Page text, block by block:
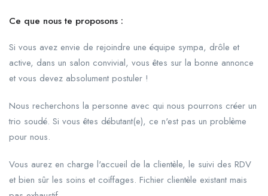
Ce que nous te proposons :
Si vous avez envie de rejoindre une équipe sympa, drôle et
active, dans un salon convivial, vous êtes sur la bonne annonce
et vous devez absolument postuler !
Nous recherchons la personne avec qui nous pourrons créer un
trio soudé. Si vous êtes débutant(e), ce n'est pas un problème
pour nous.
Vous aurez en charge l'accueil de la clientèle, le suivi des RDV
et bien sûr les soins et coiffages. Fichier clientèle existant mais